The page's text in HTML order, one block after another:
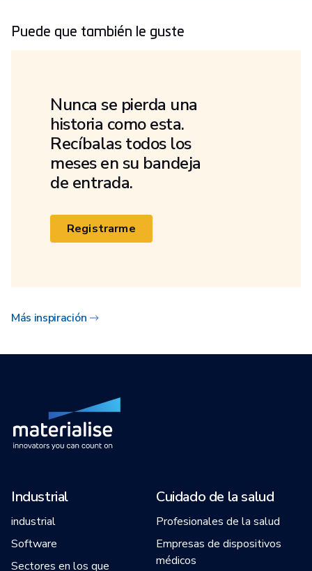
Puede que también le guste
Nunca se pierda una
historia como esta.
Recíbalas todos los
meses en su bandeja
de entrada.
Registrarme
Más inspiración
Industrial
industrial
Software
Sectores en los que
Cuidado de la salud
Profesionales de la salud
Empresas de dispositivos
médicos